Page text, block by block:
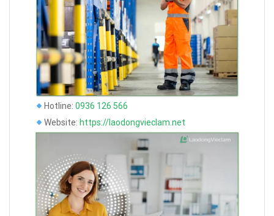
Hotline: 0936 126 566
Website: https://laodongvieclam.net